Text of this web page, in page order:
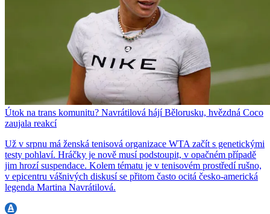
Útok na trans komunitu? Navrátilová hájí Bělorusku, hvězdná Coco
zaujala reakcí
Už v srpnu má ženská tenisová organizace WTA začít s genetickými
testy pohlaví. Hráčky je nově musí podstoupit, v opačném případě
jim hrozí suspendace. Kolem tématu je v tenisovém prostředí rušno,
v epicentru vášnivých diskusí se přitom často ocitá česko-americká
legenda Martina Navrátilová.